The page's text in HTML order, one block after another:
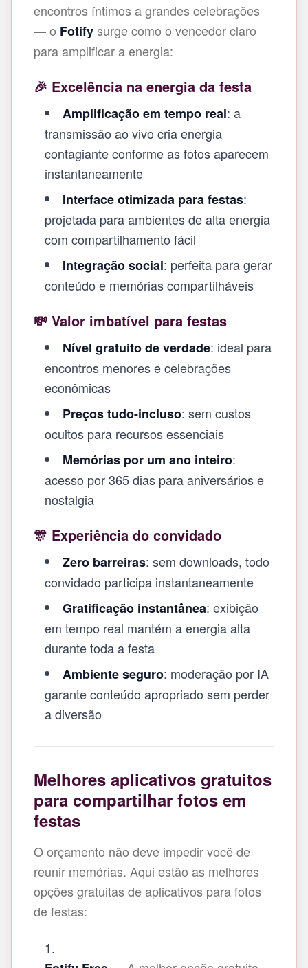
encontros íntimos a grandes celebrações
— o Fotifysurge como o vencedor claro
para amplificar a energia:
🎉 Excelência na energia da festa
Amplificação em tempo real: a
transmissão ao vivo cria energia
contagiante conforme as fotos aparecem
instantaneamente
Interface otimizada para festas:
projetada para ambientes de alta energia
com compartilhamento fácil
Integração social: perfeita para gerar
conteúdo e memórias compartilháveis
💸 Valor imbatível para festas
Nível gratuito de verdade: ideal para
encontros menores e celebrações
econômicas
Preços tudo-incluso: sem custos
ocultos para recursos essenciais
Memórias por um ano inteiro:
acesso por 365 dias para aniversários e
nostalgia
🎊 Experiência do convidado
Zero barreiras: sem downloads, todo
convidado participa instantaneamente
Gratificação instantânea: exibição
em tempo real mantém a energia alta
durante toda a festa
Ambiente seguro: moderação por IA
garante conteúdo apropriado sem perder
a diversão
Melhores aplicativos gratuitos
para compartilhar fotos em
festas
O orçamento não deve impedir você de
reunir memórias. Aqui estão as melhores
opções gratuitas de aplicativos para fotos
de festas: